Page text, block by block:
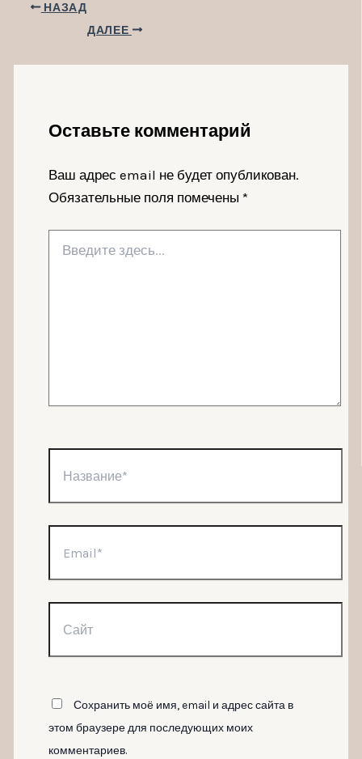
НАЗАД
ДАЛЕЕ
Оставьте комментарий
Ваш адрес email не будет опубликован.
Обязательные поля помечены *
здесь...
Сохранить моё имя, email и адрес сайта в
этом браузере для последующих моих
комментариев.